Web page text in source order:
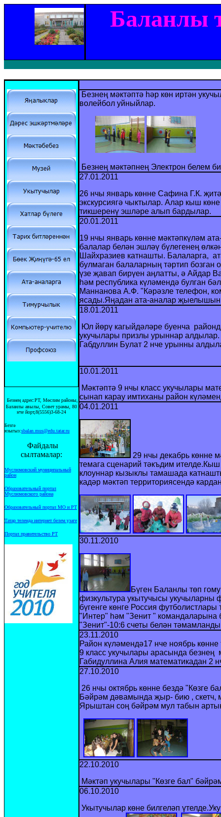
Баланлы
Безнең адрес:РТ, Мөслим районы,
Баланлы авылы, Совет урамы, 80
нче йорт,8(5556)3-68-24
Безгә
языгыз:sbalan.mus@edu.tatar.ru
Файдалы
сылтамалар:
Муслюмовский муниципальный
район
Образовательный портал
Муслюмовского района
Образовательный портал МО и РТ
Татар телендә интернет белем үзәге
Портал правительство РТ
Безнең мәктәптә һәр көн иртән
волейбол уйныйлар.
Безнең мәктәпнең Электрон белем
27.01.2011
26 нчы январь көнне Сафина Г.К.
экскурсиягә чыктылар. Алар кыш
тикшеренү эшләре алып бардылар.
20.01.2011
19 нчы январь көнне мәктәпкүләм
балалар белән эшләү бүлегенең
Шайхразиев катнашты. Балаларга,
булмаган балаларның тәртип
үзе җавап бирүен аңлатты, ә Айдар
һәм республика күләмендә булган
Маннанова А.Ф. "Кәрәзле телефон,
ясады.Яңадан ата-аналар җыелышын
18.01.2011
Юл йөрү кагыйдәләре буенча
укучылары призлы урыннар
Габдуллин Булат 2 нче урынны
10.01.2011
Мәктәптә 9 нчы класс укучылары
сынап карау имтиханы район
04.01.2011
29 нчы декабрь көнне
темага сценарий тәкъдим
клоуннар кызыклы тамашада
кадәр мәктәп территориясендә
30.11.2010
Бүген Баланлы төп
физкультура укытучысы
бүгенге көнге Россия
"Интер" һәм "Зенит " командаларына
"Зенит"-10:6 счеты белән
23.11.2010
Район күләмендә17 нче ноябрь
9 класс укучылары арасында
Габидуллина Алия математикадан 2
27.10.2010
26 нчы октябрь көнне бездә "Көзге
Бәйрәм дәвамында җыр- бию , скетч,
Ярыштан соң бәйрәм мул табын
22.10.2010
Мәктәп укучылары "Көзге бал"
06.10.2010
Укытучылар көне билгеләп